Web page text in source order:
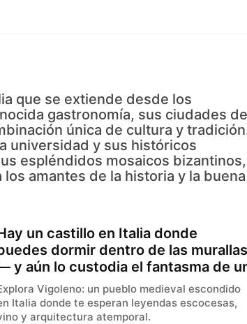
que se extiende desde los
gastronomía, sus ciudades de
única de cultura y
universidad y sus históricos
espléndidos mosaicos bizantinos,
amantes de la historia y la buena
un castillo en Italia donde
dormir dentro de las murallas
y aún lo custodia el fantasma de
escocés
Vigoleno: un pueblo medieval escondido
Italia donde te esperan leyendas escocesas,
y arquitectura atemporal.